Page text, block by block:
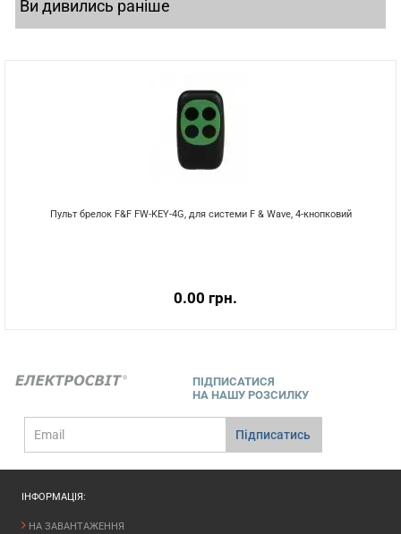
Ви дивились раніше
Пульт брелок F&F FW-KEY-4G, для системи F & Wave, 4-кнопковий
0.00 грн.
ПІДПИСАТИСЯ
НА НАШУ РОЗСИЛКУ
mail
Підписатись
ІНФОРМАЦІЯ:
НА ЗАВАНТАЖЕННЯ